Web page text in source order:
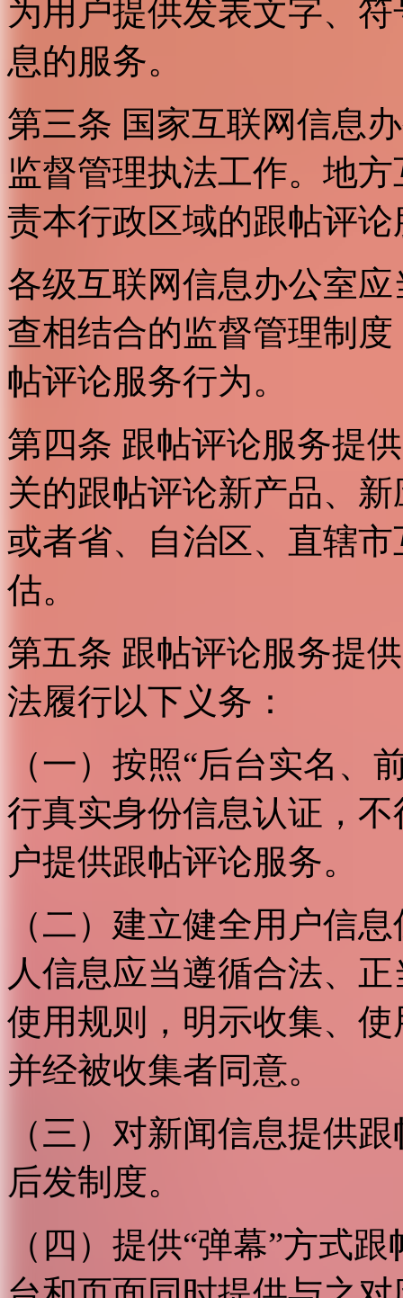
为用户提供发表文字、
息的服务。
第三条 国家互联网信息
监督管理执法工作。地
责本行政区域的跟帖评
各级互联网信息办公室
查相结合的监督管理制
帖评论服务行为。
第四条 跟帖评论服务提
关的跟帖评论新产品、
或者省、自治区、直辖
估。
第五条 跟帖评论服务提
法履行以下义务：
（一）按照“后台实名、
行真实身份信息认证，
户提供跟帖评论服务。
（二）建立健全用户信
人信息应当遵循合法、
使用规则，明示收集、
并经被收集者同意。
（三）对新闻信息提供
后发制度。
（四）提供“弹幕”方式